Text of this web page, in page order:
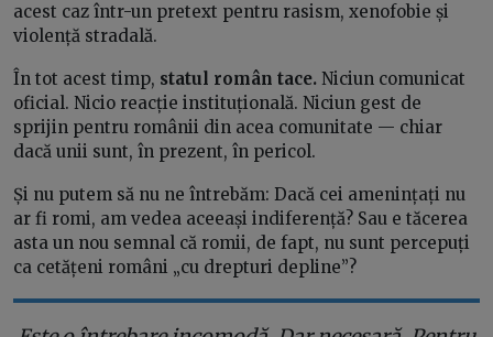
acest caz într-un pretext pentru rasism, xenofobie și
violență stradală.
În tot acest timp, statul român tace. Niciun comunicat
oficial. Nicio reacție instituțională. Niciun gest de
sprijin pentru românii din acea comunitate — chiar
dacă unii sunt, în prezent, în pericol.
Și nu putem să nu ne întrebăm: Dacă cei amenințați nu
ar fi romi, am vedea aceeași indiferență? Sau e tăcerea
asta un nou semnal că romii, de fapt, nu sunt percepuți
ca cetățeni români „cu drepturi depline”?